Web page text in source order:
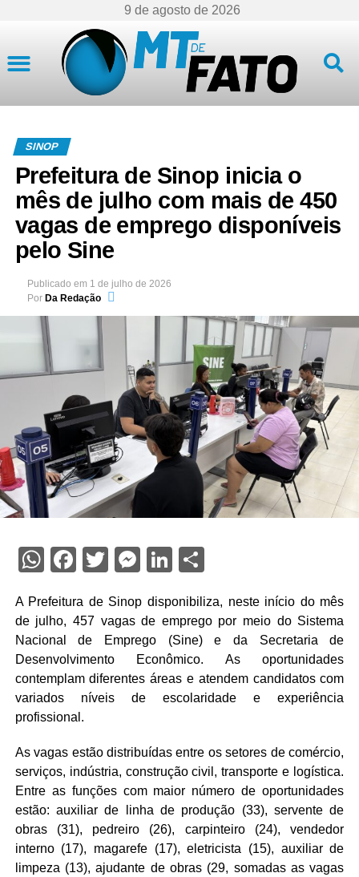
9 de agosto de 2026
SINOP
Prefeitura de Sinop inicia o
mês de julho com mais de 450
vagas de emprego disponíveis
pelo Sine
Publicado em 1 de julho de 2026
Por Da Redação
WhatsApp
Facebook
TwitterMessenger
LinkedIn
A Prefeitura de Sinop disponibiliza, neste início do mês
de julho, 457 vagas de emprego por meio do Sistema
Nacional de Emprego (Sine) e da Secretaria de
Desenvolvimento Econômico. As oportunidades
contemplam diferentes áreas e atendem candidatos com
variados níveis de escolaridade e experiência
profissional.
As vagas estão distribuídas entre os setores de comércio,
serviços, indústria, construção civil, transporte e logística.
Entre as funções com maior número de oportunidades
estão: auxiliar de linha de produção (33), servente de
obras (31), pedreiro (26), carpinteiro (24), vendedor
interno (17), magarefe (17), eletricista (15), auxiliar de
limpeza (13), ajudante de obras (29, somadas as vagas